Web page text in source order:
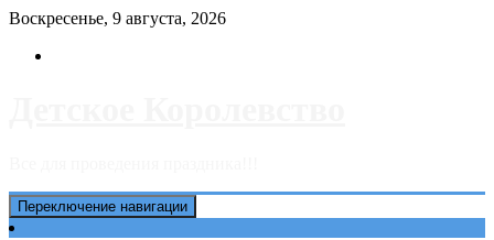
Перейти
содержимому
Воскресенье, 9 августа, 2026
Переключение навигации